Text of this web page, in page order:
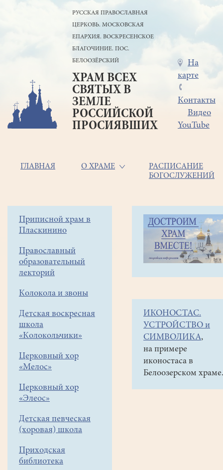
РУССКАЯ ПРАВОСЛАВНАЯ
ЦЕРКОВЬ. МОСКОВСКАЯ
ЕПАРХИЯ. ВОСКРЕСЕНСКОЕ
БЛАГОЧИНИЕ. ПОС.
БЕЛООЗЁРСКИЙ
ХРАМ ВСЕХ
СВЯТЫХ В
ЗЕМЛЕ
РОССИЙСКОЙ
ПРОСИЯВШИХ
Меню
в
шапке
На
карте
Контакты
Видео
YouTube
Основная
ГЛАВНАЯ О ХРАМЕ
РАСПИСАНИЕ
БОГОСЛУЖЕНИЙ
Боковое
меню
Приписной храм в
Пласкинино
Православный
образовательный
лекторий
Колокола и звоны
Детская воскресная
школа
«Колокольчики»
Церковный хор
«Мелос»
Церковный хор
«Элеос»
Детская певческая
(хоровая) школа
Приходская
библиотека
Строка
навигации
Объявления
можно
подать
заявление
(дистант)
миссионерско-
ИКОНОСТАС.
УСТРОЙСТВО и
СИМВОЛИКА,
на примере
иконостаса в
Белоозерском храме.